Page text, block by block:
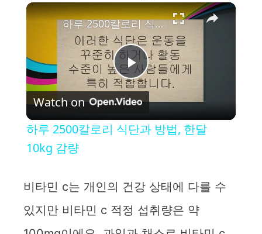
×
P
y
V
하루 2500칼로리 식단과 방법, 한달 10kg 감량
Watch on
하루 2500칼로리 식단과 방법, 한달
10kg 감량
비타민 c는 개인의 건강 상태에 다를 수
있지만 비타민 c 적정 섭취량은 약